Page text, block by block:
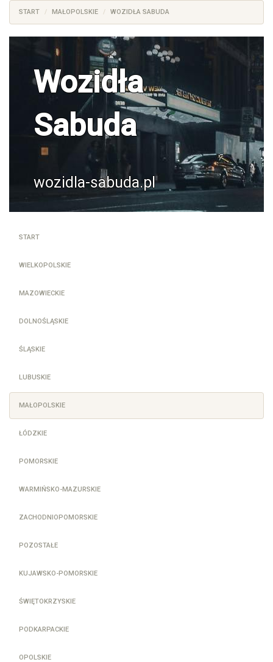
START MAŁOPOLSKIE WOZIDŁA SABUDA
Wozidła
Sabuda
wozidla-sabuda.pl
START
WIELKOPOLSKIE
MAZOWIECKIE
DOLNOŚLĄSKIE
ŚLĄSKIE
LUBUSKIE
MAŁOPOLSKIE
ŁÓDZKIE
POMORSKIE
WARMIŃSKO-MAZURSKIE
ZACHODNIOPOMORSKIE
POZOSTAŁE
KUJAWSKO-POMORSKIE
ŚWIĘTOKRZYSKIE
PODKARPACKIE
OPOLSKIE